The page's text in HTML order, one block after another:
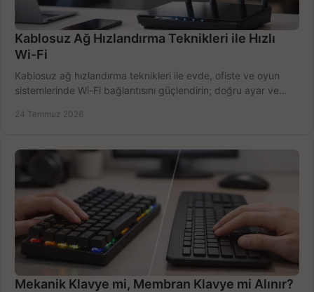
Kablosuz Ağ Hızlandırma Teknikleri ile Hızlı
Wi-Fi
Kablosuz ağ hızlandırma teknikleri ile evde, ofiste ve oyun
sistemlerinde Wi-Fi bağlantısını güçlendirin; doğru ayar ve
24 Temmuz 2026
Mekanik Klavye mi, Membran Klavye mi Alınır?